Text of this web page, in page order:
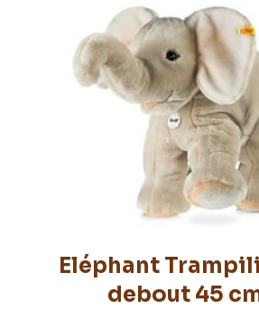
Eléphant
debout 45